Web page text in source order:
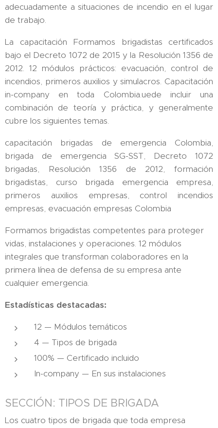
adecuadamente a situaciones de incendio en el lugar
de trabajo.
La capacitación Formamos brigadistas certificados
bajo el Decreto 1072 de 2015 y la Resolución 1356 de
2012. 12 módulos prácticos: evacuación, control de
incendios, primeros auxilios y simulacros. Capacitación
in-company en toda Colombia.uede incluir una
combinación de teoría y práctica, y generalmente
cubre los siguientes temas.
capacitación brigadas de emergencia Colombia,
brigada de emergencia SG-SST, Decreto 1072
brigadas, Resolución 1356 de 2012, formación
brigadistas, curso brigada emergencia empresa,
primeros auxilios empresas, control incendios
empresas, evacuación empresas Colombia
Formamos brigadistas competentes para proteger
vidas, instalaciones y operaciones. 12 módulos
integrales que transforman colaboradores en la
primera línea de defensa de su empresa ante
cualquier emergencia.
Estadísticas destacadas:
12 — Módulos temáticos
4 — Tipos de brigada
100% — Certificado incluido
In-company — En sus instalaciones
SECCIÓN: TIPOS DE BRIGADA
Los cuatro tipos de brigada que toda empresa